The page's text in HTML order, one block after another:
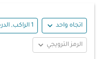
اتجاه واحد expand_more 1 الراكب, الدرجة السياحية
الرمز الترويجي expand_more